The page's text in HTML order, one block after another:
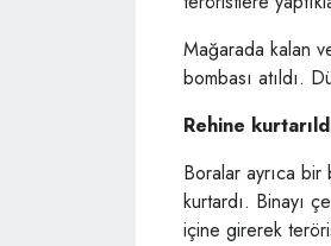
Mağarada kalan
bombası atıldı.
Rehine
Boralar ayrıca
kurtardı. Binayı
içine girerek